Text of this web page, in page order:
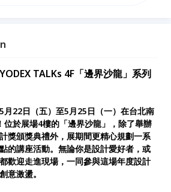
威爾斯大學 藝術與設計學院副校
落實到設計行動。
TALKs 4F「邊界沙龍」系列
月22日（五）至5月25日（一）在台北南
位於展場4樓的「邊界沙龍」，除了舉辦
獎頒獎典禮外，展期間更精心規劃一系
的講座活動。無論你是設計愛好者，或
歡迎走進現場，一同參與這場年度設計
意激盪。